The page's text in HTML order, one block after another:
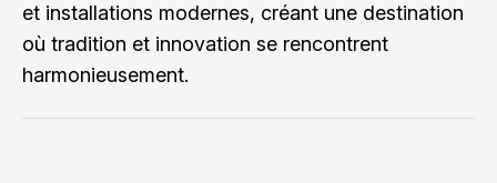
et installations modernes, créant une destination
où tradition et innovation se rencontrent
harmonieusement.